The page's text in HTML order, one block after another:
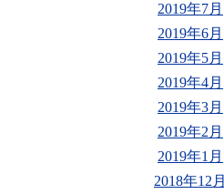
2019年7月
2019年6月
2019年5月
2019年4月
2019年3月
2019年2月
2019年1月
2018年12月